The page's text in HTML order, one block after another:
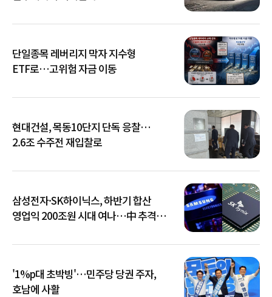
단일종목 레버리지 막자 지수형
ETF로…고위험 자금 이동
현대건설, 목동10단지 단독 응찰…
2.6조 수주전 재입찰로
삼성전자·SK하이닉스, 하반기 합산
영업익 200조원 시대 여나…中 추격은
'1%p대 초박빙'…민주당 당권 주자,
호남에 사활